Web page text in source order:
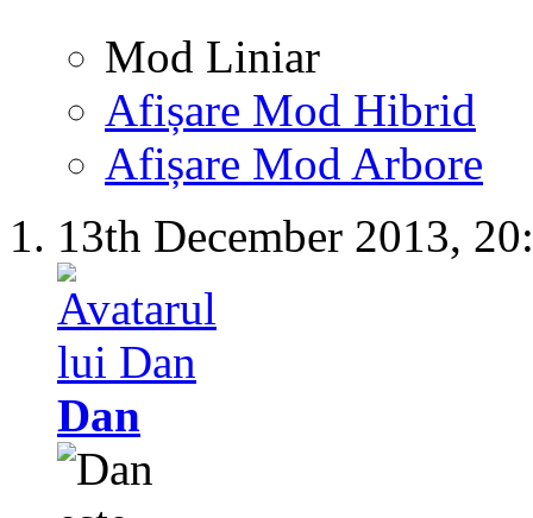
Mod Liniar
Afișare Mod Hibrid
Afișare Mod Arbore
13th December 2013,
Dan